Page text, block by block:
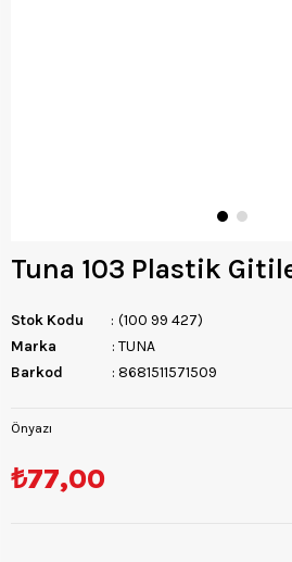
Tuna 103 Plastik
Stok Kodu
(100 99 427)
Marka
: TUNA
Barkod
: 8681511571509
Önyazı
₺77,00